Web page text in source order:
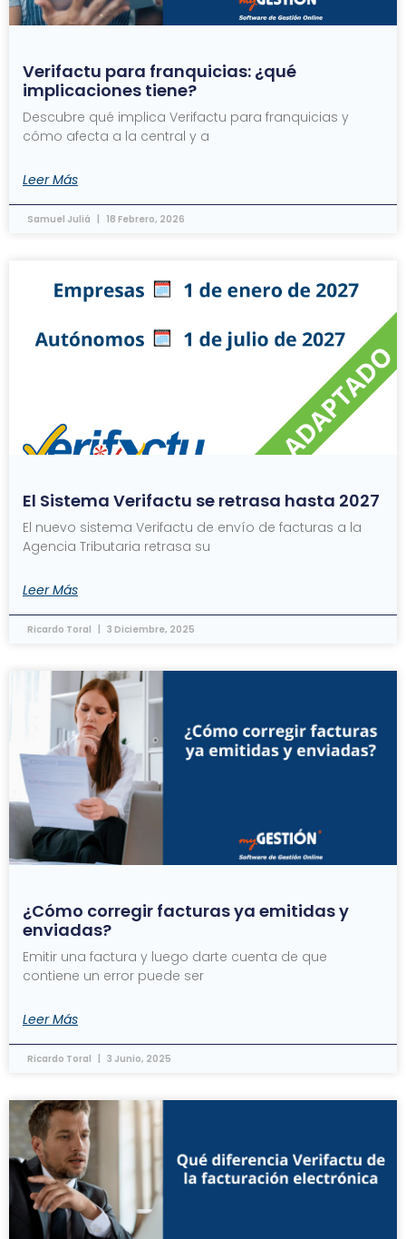
Verifactu para franquicias: ¿qué
implicaciones tiene?
Descubre qué implica Verifactu para franquicias y
cómo afecta a la central y a
Leer Más
Samuel Juliá 18 Febrero, 2026
El Sistema Verifactu se retrasa hasta 2027
El nuevo sistema Verifactu de envío de facturas a la
Agencia Tributaria retrasa su
Leer Más
Ricardo Toral 3 Diciembre, 2025
¿Cómo corregir facturas ya emitidas y
enviadas?
Emitir una factura y luego darte cuenta de que
contiene un error puede ser
Leer Más
Ricardo Toral 3 Junio, 2025